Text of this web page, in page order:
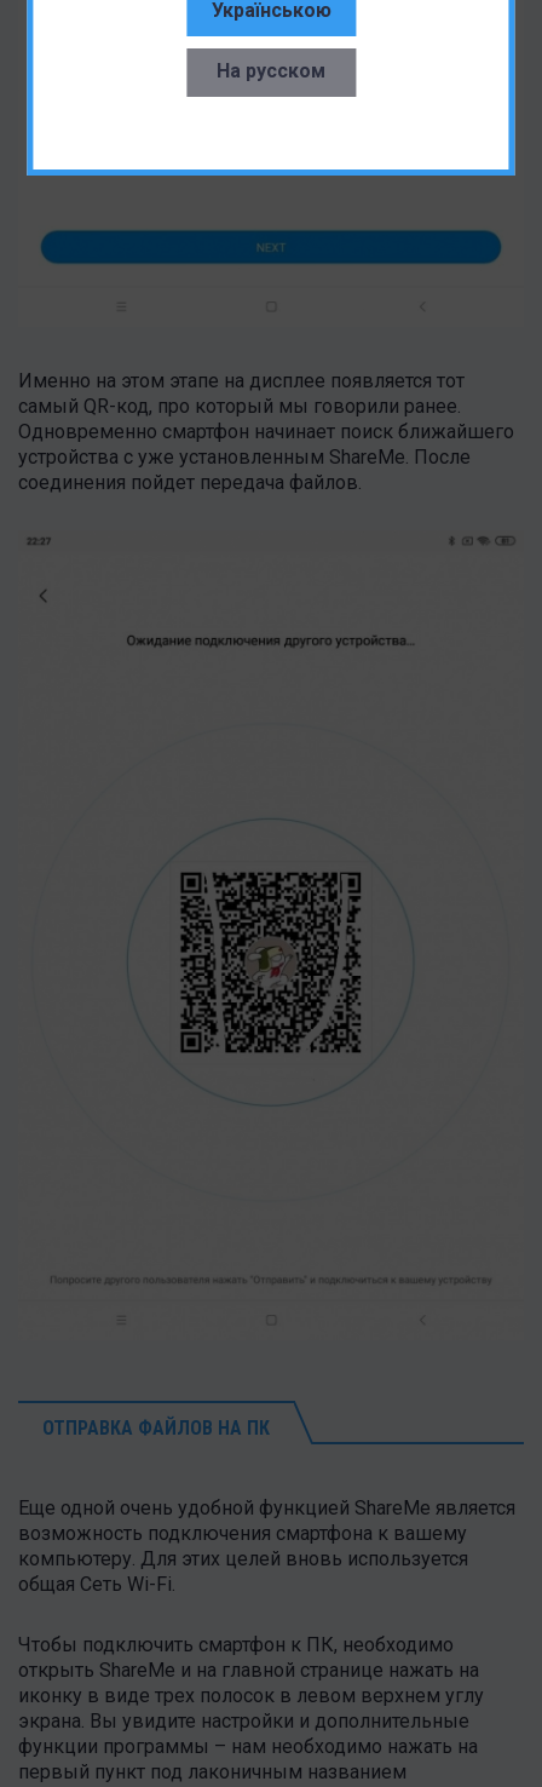
Українською
На русском
Именно на этом этапе на дисплее появляется тот
самый QR-код, про который мы говорили ранее.
Одновременно смартфон начинает поиск ближайшего
устройства с уже установленным ShareMe. После
соединения пойдет передача файлов.
ОТПРАВКА ФАЙЛОВ НА ПК
Еще одной очень удобной функцией ShareMe является
возможность подключения смартфона к вашему
компьютеру. Для этих целей вновь используется
общая Сеть Wi-Fi.
Чтобы подключить смартфон к ПК, необходимо
открыть ShareMe и на главной странице нажать на
иконку в виде трех полосок в левом верхнем углу
экрана. Вы увидите настройки и дополнительные
функции программы – нам необходимо нажать на
первый пункт под лаконичным названием